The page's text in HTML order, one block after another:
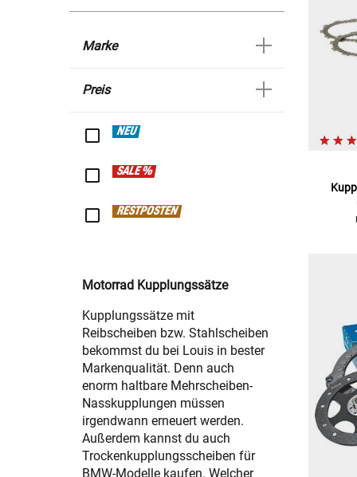
Marke
Preis
NEU
SALE %
RESTPOSTEN
Motorrad Kupplungssätze
Kupplungssätze mit
Reibscheiben bzw. Stahlscheiben
bekommst du bei Louis in bester
Markenqualität. Denn auch
enorm haltbare Mehrscheiben-
Nasskupplungen müssen
irgendwann erneuert werden.
Außerdem kannst du auch
Trockenkupplungsscheiben für
BMW-Modelle kaufen. Welcher